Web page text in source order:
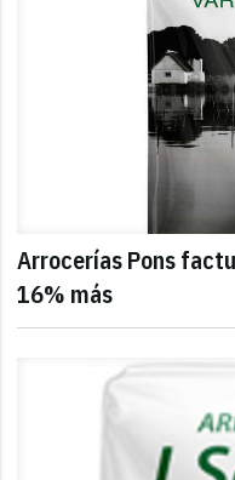
Arrocerías Pons
16% más